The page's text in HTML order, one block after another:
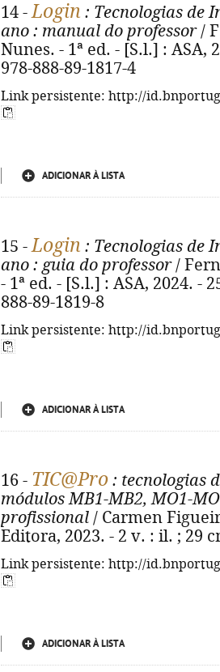
14 -Login : Tecnologias de
ano : manual do professor/
Nunes. - 1ª ed. - [S.l.] : ASA,
978-888-89-1817-4
Link persistente: http://
ADICIONAR À LISTA
15 -Login : Tecnologias de
ano : guia do professor/
- 1ª ed. - [S.l.] : ASA, 2024. -
888-89-1819-8
Link persistente: http://
ADICIONAR À LISTA
16 - TIC@Pro : tecnologias
módulos MB1-MB2, MO1-
profissional / Carmen
Editora, 2023. - 2 v. : il. ; 29
Link persistente: http://
ADICIONAR À LISTA